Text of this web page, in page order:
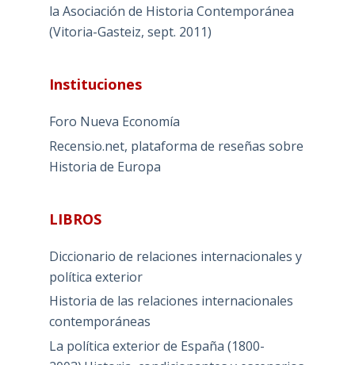
la Asociación de Historia Contemporánea
(Vitoria-Gasteiz, sept. 2011)
Instituciones
Foro Nueva Economía
Recensio.net, plataforma de reseñas sobre
Historia de Europa
LIBROS
Diccionario de relaciones internacionales y
política exterior
Historia de las relaciones internacionales
contemporáneas
La política exterior de España (1800-